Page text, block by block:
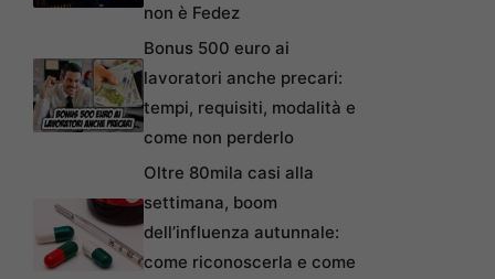
non è Fedez
Bonus 500 euro ai
lavoratori anche precari:
tempi, requisiti, modalità e
come non perderlo
Oltre 80mila casi alla
settimana, boom
dell’influenza autunnale:
come riconoscerla e come